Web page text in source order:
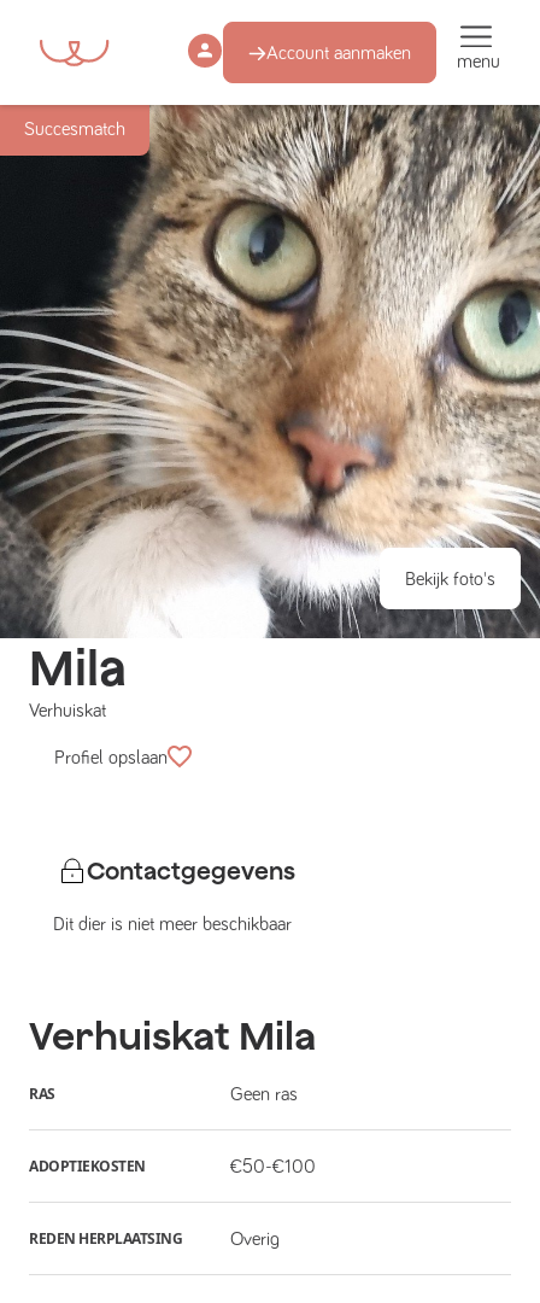
Account aanmaken menu
Succesmatch
Bekijk foto's
Mila
Verhuiskat
Profiel opslaan
Contactgegevens
Dit dier is niet meer beschikbaar
Verhuiskat Mila
RAS Geen ras
ADOPTIEKOSTEN €50-€100
REDEN HERPLAATSING Overig